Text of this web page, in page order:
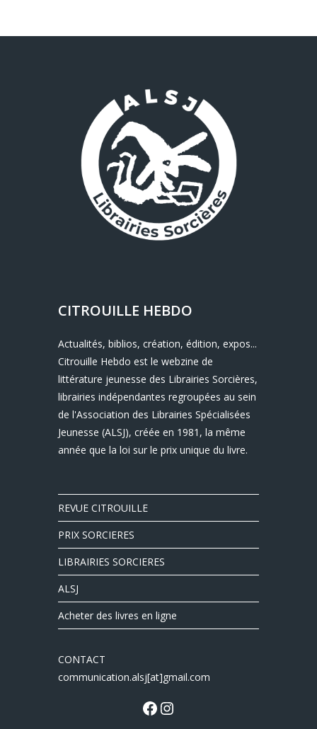
CITROUILLE HEBDO
Actualités, biblios, création, édition, expos...
Citrouille Hebdo est le webzine de
littérature jeunesse des Librairies Sorcières,
librairies indépendantes regroupées au sein
de l'Association des Librairies Spécialisées
Jeunesse (ALSJ), créée en 1981, la même
année que la loi sur le prix unique du livre.
REVUE CITROUILLE
PRIX SORCIERES
LIBRAIRIES SORCIERES
ALSJ
Acheter des livres en ligne
CONTACT
communication.alsj[at]gmail.com